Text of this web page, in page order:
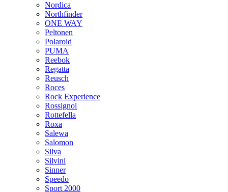
Nordica
Northfinder
ONE WAY
Peltonen
Polaroid
PUMA
Reebok
Regatta
Reusch
Roces
Rock Experience
Rossignol
Rottefella
Roxa
Salewa
Salomon
Silva
Silvini
Sinner
Speedo
Sport 2000